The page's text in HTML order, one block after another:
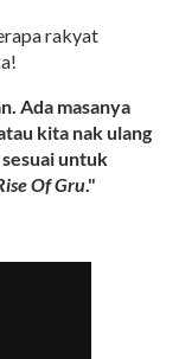
rakyat
Ada masanya
kita nak ulang
untuk
Of Gru."